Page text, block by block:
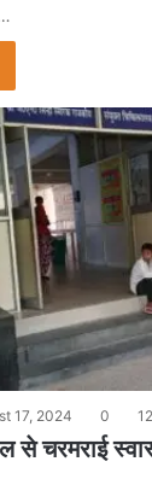
17, 2024 0 12
से चरमराई